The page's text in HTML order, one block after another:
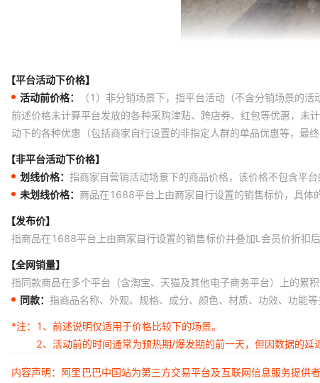
【平台活动下价格】
活动前价格：
（1）非分销场景下，指平台活动（不含分销场景的
前述价格未计算平台发放的各种采购津贴、跨店券、红包等优惠，未
动下的各种优惠（包括商家自行设置的非指定人群的单品优惠等，最
【非平台活动下价格】
划线价格： 指商家自营销活动场景下的商品价格，该价格不包含平
未划线价格： 商品在1688平台上由商家自行设置的销售标价，具体
【发布价】
指商品在1688平台上由商家自行设置的销售标价并叠加L会员价折扣
【全网销量】
指同款商品在多个平台（含淘宝、天猫及其他电子商务平台）上的累
同款： 指商品名称、外观、规格、成分、颜色、材质、功效、功能
*注：
1、前述说明仅适用于价格比较下的场景。
2、活动前的时间通常为预热期/爆发期的前一天，但因数据的延
内容声明：阿里巴巴中国站为第三方交易平台及互联网信息服务提